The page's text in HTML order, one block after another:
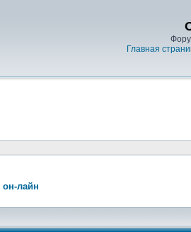
Главная
лайн